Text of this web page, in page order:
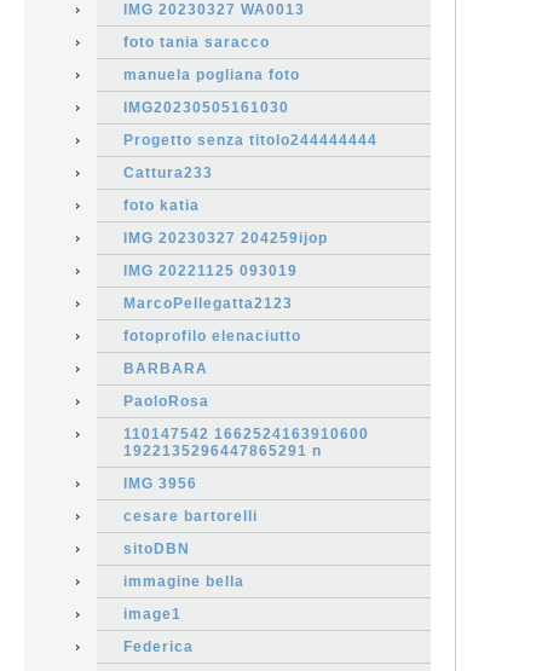
IMG 20230327 WA0013
foto tania saracco
manuela pogliana foto
IMG20230505161030
Progetto senza titolo244444444
Cattura233
foto katia
IMG 20230327 204259ijop
IMG 20221125 093019
MarcoPellegatta2123
fotoprofilo elenaciutto
BARBARA
PaoloRosa
110147542 1662524163910600
1922135296447865291 n
IMG 3956
cesare bartorelli
sitoDBN
immagine bella
image1
Federica